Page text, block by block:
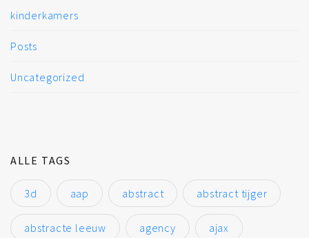
kinderkamers
Posts
Uncategorized
ALLE TAGS
3d aap abstract abstract tijger
abstracte leeuw agency ajax